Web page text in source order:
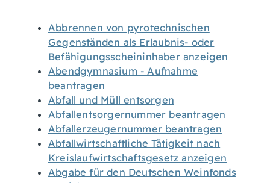
Abbrennen von pyrotechnischen
Gegenständen als Erlaubnis- oder
Befähigungsscheininhaber anzeigen
Abendgymnasium - Aufnahme
beantragen
Abfall und Müll entsorgen
Abfallentsorgernummer beantragen
Abfallerzeugernummer beantragen
Abfallwirtschaftliche Tätigkeit nach
Kreislaufwirtschaftsgesetz anzeigen
Abgabe für den Deutschen Weinfonds